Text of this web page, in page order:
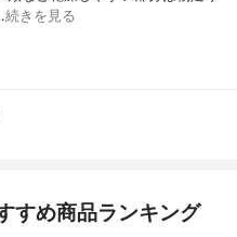
続きを見る
すめ商品ランキング